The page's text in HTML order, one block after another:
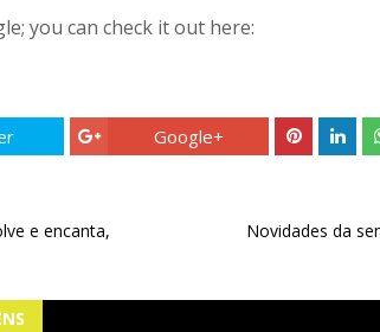
you can check it out here:
Google+
Novidades da
e encanta,